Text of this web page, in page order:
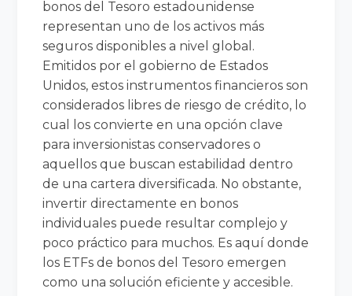
bonos del Tesoro estadounidense
representan uno de los activos más
seguros disponibles a nivel global.
Emitidos por el gobierno de Estados
Unidos, estos instrumentos financieros son
considerados libres de riesgo de crédito, lo
cual los convierte en una opción clave
para inversionistas conservadores o
aquellos que buscan estabilidad dentro
de una cartera diversificada. No obstante,
invertir directamente en bonos
individuales puede resultar complejo y
poco práctico para muchos. Es aquí donde
los ETFs de bonos del Tesoro emergen
como una solución eficiente y accesible.